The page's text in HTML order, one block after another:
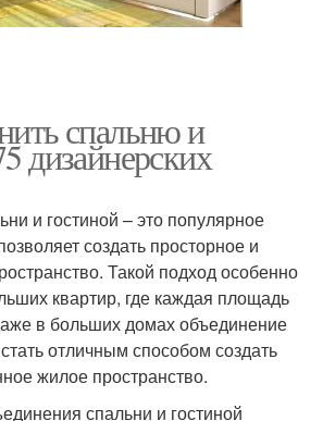
спальню и
дизайнерских
и гостиной – это популярное
создать просторное и
Такой подход особенно
квартир, где каждая площадь
в больших домах объединение
отличным способом создать
жилое пространство.
спальни и гостиной